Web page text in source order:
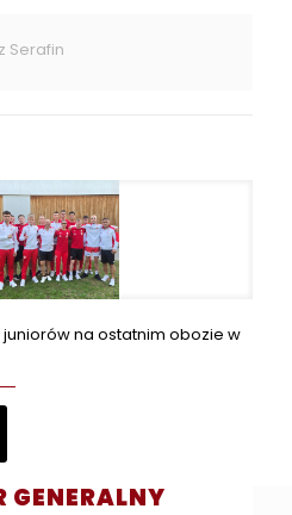
Serafin
na ostatnim obozie w
GENERALNY